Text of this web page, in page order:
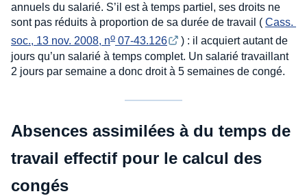
annuels du salarié. S’il est à temps partiel, ses droits ne
sont pas réduits à proportion de sa durée de travail ( Cass.
soc., 13 nov. 2008, no 07-43.126
) : il acquiert autant de
jours qu’un salarié à temps complet. Un salarié travaillant
2 jours par semaine a donc droit à 5 semaines de congé.
Absences assimilées à du temps de
travail effectif pour le calcul des
congés